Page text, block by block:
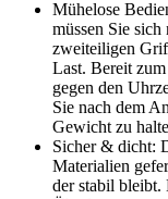
Mühelose
müssen Sie sich
zweiteiligen
Last. Bereit
gegen den
Sie nach dem
Gewicht zu
Sicher & dicht:
Materialien
der stabil bleibt.